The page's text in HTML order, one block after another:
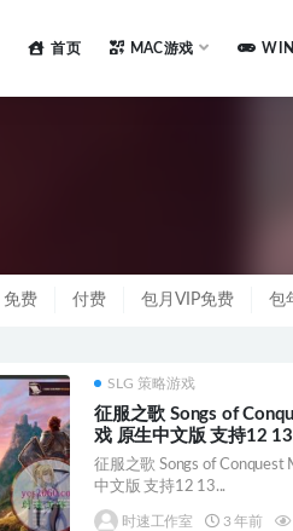
首页 MAC游戏
免费 付费 包月VIP免费 包
SLG 策略游戏
征服之歌 Songs of
戏 原生中文版 支持12
征服之歌 Songs of Conquest
中文版 支持12 13...
时速工作室 3 年前